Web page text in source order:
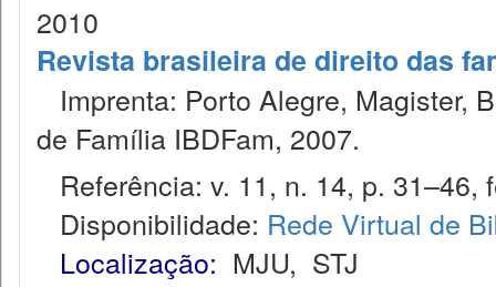
2010
Revista brasileira de direito das
Imprenta: Porto Alegre, Magister,
de Família IBDFam, 2007.
Referência: v. 11, n. 14, p. 31–46,
Disponibilidade: Rede Virtual de
Localização: MJU, STJ